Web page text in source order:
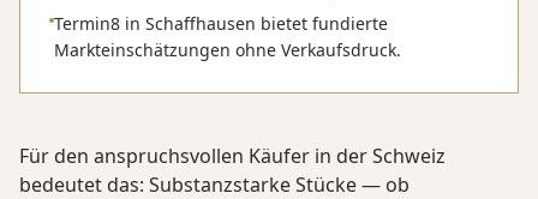
Termin8 in Schaffhausen bietet fundierte
Markteinschätzungen ohne Verkaufsdruck.
Für den anspruchsvollen Käufer in der Schweiz
bedeutet das: Substanzstarke Stücke — ob